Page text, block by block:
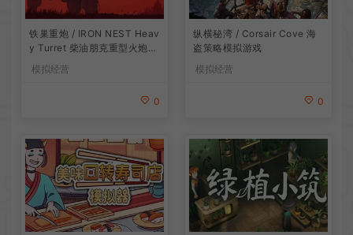
铁巢重炮 / IRON NEST Heav
y Turret 柴油朋克重型火炮游
戏
模拟经营
0
纵横秘湾 / Corsair Cove 海
盗策略模拟游戏
模拟经营
0